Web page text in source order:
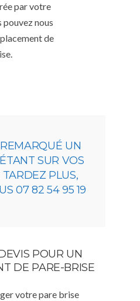
par votre
pouvez nous
de
UN
SUR VOS
PLUS,
07 82 54 95 19
POUR UN
DE PARE-BRISE
votre pare brise